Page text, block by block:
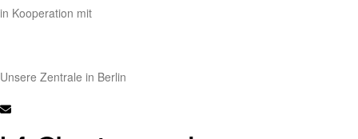
in Kooperation mit
Unsere Zentrale in Berlin